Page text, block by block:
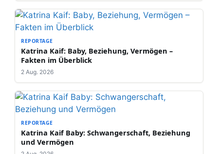
REPORTAGE
Katrina Kaif: Baby, Beziehung, Vermögen –
Fakten im Überblick
2 Aug. 2026
REPORTAGE
Katrina Kaif Baby: Schwangerschaft, Beziehung
und Vermögen